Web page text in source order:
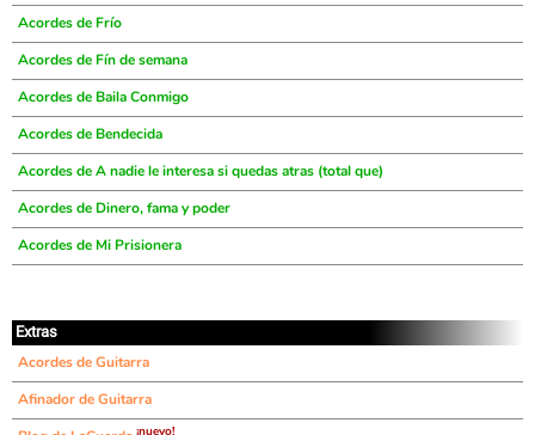
Acordes de Frío
Acordes de Fín de semana
Acordes de Baila Conmigo
Acordes de Bendecida
Acordes de A nadie le interesa si quedas atras (total que)
Acordes de Dinero, fama y poder
Acordes de Mi Prisionera
Extras
Acordes de Guitarra
Afinador de Guitarra
¡nuevo!